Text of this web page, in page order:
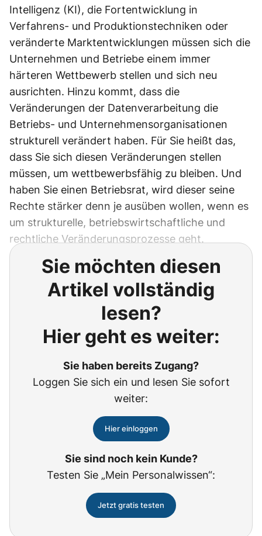
Intelligenz (KI), die Fortentwicklung in
Verfahrens- und Produktionstechniken oder
veränderte Marktentwicklungen müssen sich die
Unternehmen und Betriebe einem immer
härteren Wettbewerb stellen und sich neu
ausrichten. Hinzu kommt, dass die
Veränderungen der Datenverarbeitung die
Betriebs- und Unternehmensorganisationen
strukturell verändert haben. Für Sie heißt das,
dass Sie sich diesen Veränderungen stellen
müssen, um wettbewerbsfähig zu bleiben. Und
haben Sie einen Betriebsrat, wird dieser seine
Rechte stärker denn je ausüben wollen, wenn es
um strukturelle, betriebswirtschaftliche und
rechtliche Veränderungsprozesse geht.
Sie möchten diesen
Artikel vollständig
lesen?
Hier geht es weiter:
Sie haben bereits Zugang?
Loggen Sie sich ein und lesen Sie sofort
weiter:
Hier einloggen
Sie sind noch kein Kunde?
Testen Sie „Mein Personalwissen“:
Jetzt gratis testen